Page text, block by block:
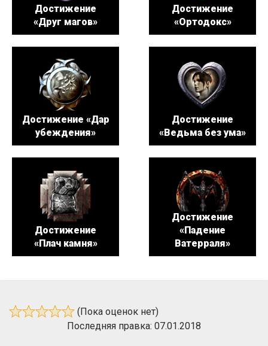
Достижение
«Друг магов»
Достижение
«Ортодокс»
Достижение «Дар
убеждения»
Достижение
«Ведьма без ума»
Достижение
«Плач камня»
Достижение
«Падение
Ватерраля»
(Пока оценок нет)
Последняя правка: 07.01.2018